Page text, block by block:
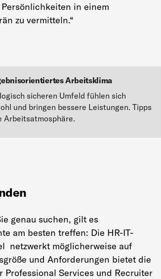
in einem
zu vermitteln.“
Arbeitsklima
sicheren Umfeld fühlen sich
und bringen bessere Leistungen. Tipps
Arbeitsatmosphäre.
genau suchen, gilt es
am besten treffen: Die HR-IT-
netzwerkt möglicherweise auf
und Anforderungen bietet die
Services und Recruiter